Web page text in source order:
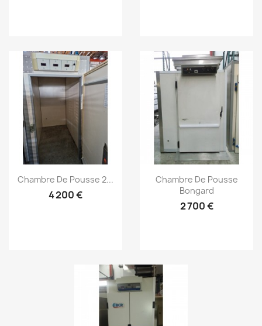
Aperçu rapide
Chambre De Pousse 2...
4 200 €
Aperçu rapide
Chambre De Pousse
Bongard
2 700 €